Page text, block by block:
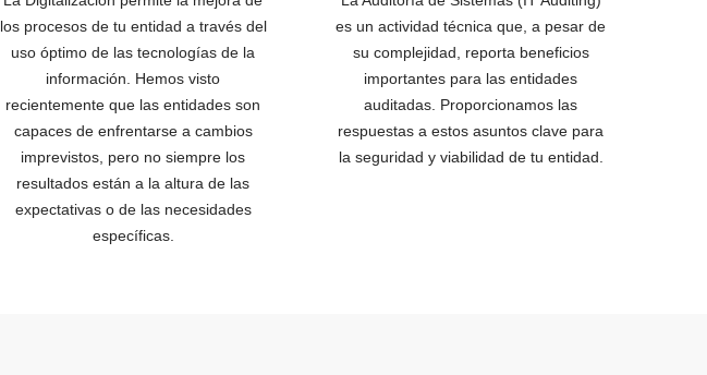
los procesos de tu entidad a través del
uso óptimo de las tecnologías de la
información. Hemos visto
recientemente que las entidades son
capaces de enfrentarse a cambios
imprevistos, pero no siempre los
resultados están a la altura de las
expectativas o de las necesidades
específicas.
es un actividad técnica que, a pesar de
su complejidad, reporta beneficios
importantes para las entidades
auditadas. Proporcionamos las
respuestas a estos asuntos clave para
la seguridad y viabilidad de tu entidad.